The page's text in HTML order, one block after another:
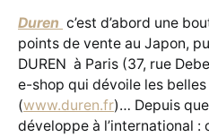
Duren c’est d’abord une
points de vente au Japon,
DUREN à Paris (37, rue
e-shop qui dévoile les
(www.duren.fr)… Depuis
développe à l’international :